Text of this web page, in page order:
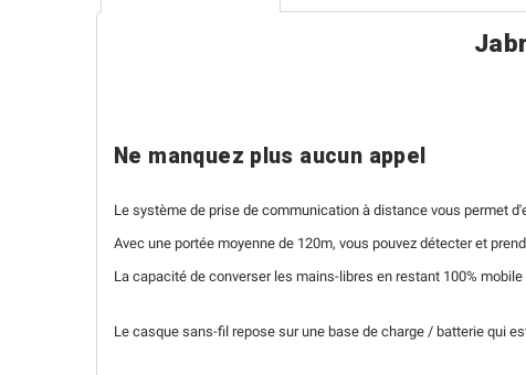
Ne manquez plus aucun appel
Le système de prise de communication à distance vous permet
Avec une portée moyenne de 120m, vous pouvez détecter et
La capacité de converser les mains-libres en restant 100%
Le casque sans-fil repose sur une base de charge / batterie qui